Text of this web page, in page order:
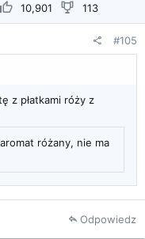
10,901 113
#105
z płatkami róży z
różany, nie ma
Odpowiedz